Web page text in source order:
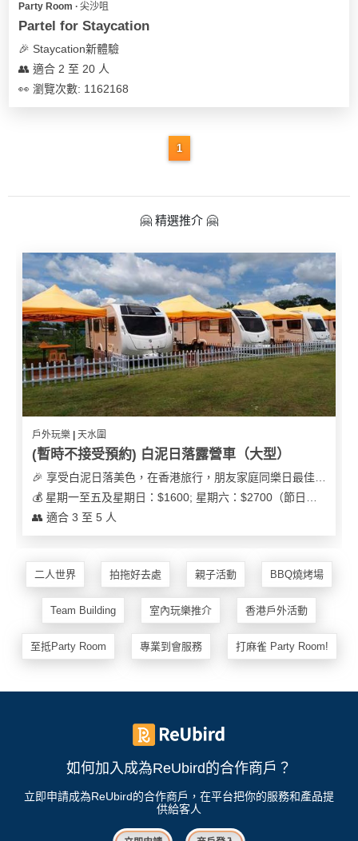
Party Room ∙ 尖沙咀
Partel for Staycation
🎉 Staycation新體驗
👥 適合 2 至 20 人
👀 瀏覽次數: 1162168
1
🤗 精選推介 🤗
戶外玩樂 | 天水圍
(暫時不接受預約) 白泥日落露營車（大型）
👥 適合 3 至 5 人
二人世界 拍拖好去處 親子活動 BBQ燒烤場
Team Building 室內玩樂推介 香港戶外活動
至抵Party Room 專業到會服務 打麻雀 Party Room!
如何加入成為ReUbird的合作商戶？
立即申請成為ReUbird的合作商戶，在平台把你的服務和產品提
供給客人